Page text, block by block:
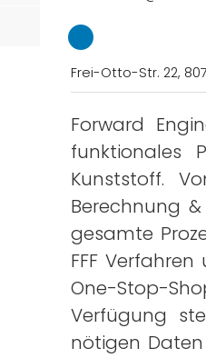
Frei-Otto-Str. 22,
Forward
funktionales
Kunststoff.
Berechnung
gesamte
FFF
One-Stop-
Verfügung
nötigen